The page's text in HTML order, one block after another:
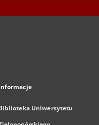
Uniwersytetu